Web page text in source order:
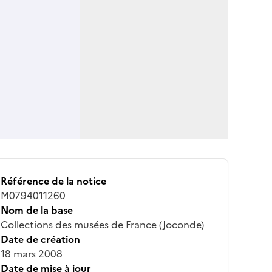
Référence de la notice
M0794011260
Nom de la base
Collections des musées de France (Joconde)
Date de création
18 mars 2008
Date de mise à jour